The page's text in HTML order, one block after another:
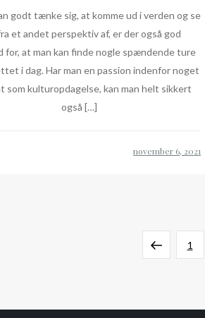
godt tænke sig, at komme ud i verden og se
et andet perspektiv af, er der også god
for, at man kan finde nogle spændende ture
i dag. Har man en passion indenfor noget
som kulturopdagelse, kan man helt sikkert
også […]
PreviousPage
1